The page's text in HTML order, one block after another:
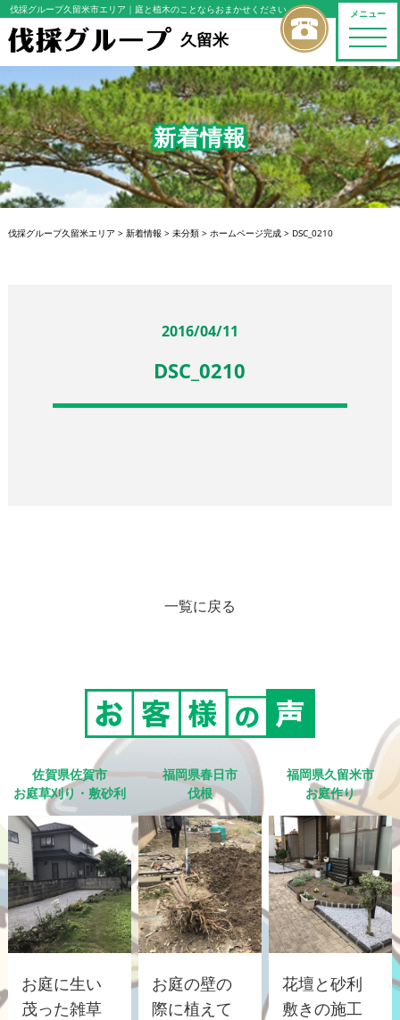
メニュー
toggle
伐採グループ久留米市エリア ｜庭と植木のことならおまかせください
久留米
新着情報
伐採グループ久留米エリア > 新着情報 > 未分類> ホームページ完成> DSC_0210
2016/04/11
DSC_0210
一覧に戻る
佐賀県佐賀市
お庭草刈り・敷砂利
お庭に生い
茂った雑草
福岡県春日市
伐根
お庭の壁の
際に植えて
福岡県久留米市
お庭作り
花壇と砂利
敷きの施工